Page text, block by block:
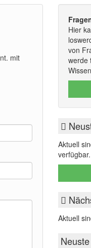
mit
Hier
von
werde
Aktuell
verfügbar.
Aktuell